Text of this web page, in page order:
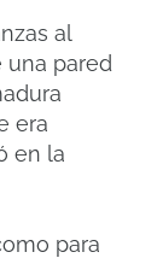
al
una pared
era
en la
para